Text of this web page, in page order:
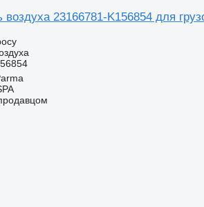
23166781-K156854 для